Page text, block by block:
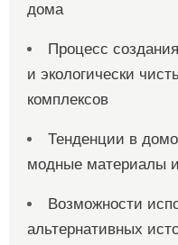
дома
Процесс
и экологически
комплексов
Тенденции в
модные материалы
Возможности
альтернативных